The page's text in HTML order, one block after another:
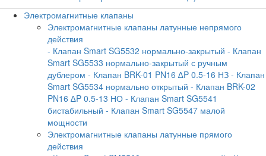
Электромагнитные клапаны
Электромагнитные клапаны латунные непрямого
действия
- Клапан Smart SG5532 нормально-закрытый - Клапан
Smart SG5533 нормально-закрытый с ручным
дублером - Клапан BRK-01 PN16 ∆P 0.5-16 НЗ - Клапан
Smart SG5534 нормально открытый - Клапан BRK-02
PN16 ∆P 0.5-13 НО - Клапан Smart SG5541
бистабильный - Клапан Smart SG5547 малой
мощности
Электромагнитные клапаны латунные прямого
действия